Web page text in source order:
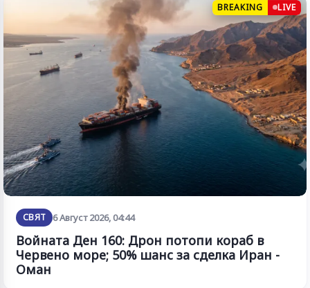
BREAKING LIVE
СВЯТ 6 Август 2026, 04:44
Войната Ден 160: Дрон потопи кораб в
Червено море; 50% шанс за сделка Иран -
Оман